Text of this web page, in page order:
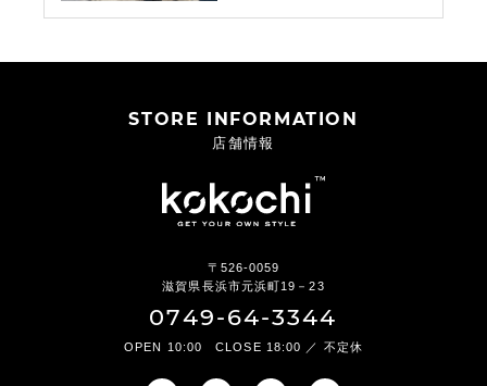
STORE INFORMATION
店舗情報
〒526-0059
滋賀県長浜市元浜町19－23
0749-64-3344
OPEN 10:00 CLOSE 18:00 ／ 不定休